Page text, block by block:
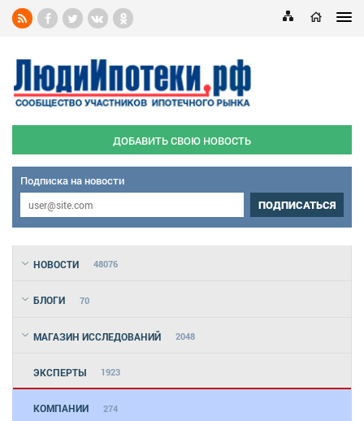
ДОБАВИТЬ СВОЮ НОВОСТЬ
Подписка на новости
ПОДПИСАТЬСЯ
НОВОСТИ 48076
БЛОГИ 70
МАГАЗИН ИССЛЕДОВАНИЙ 2048
ЭКСПЕРТЫ 1923
КОМПАНИИ 274